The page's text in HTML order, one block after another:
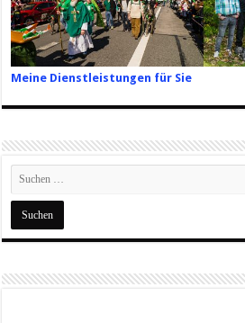
Meine Dienstleistungen für Sie